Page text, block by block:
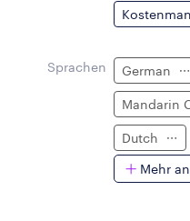
Sprachen German
Mandarin
Dutch
Mehr